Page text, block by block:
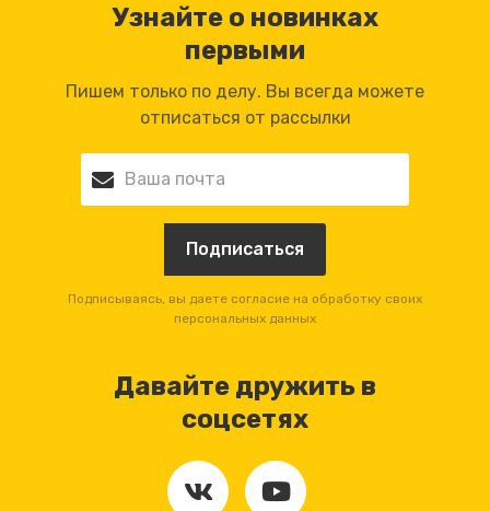
Давайте дружить в
соцсетях
Узнайте о новинках
первыми
Пишем только по делу. Вы всегда можете
отписаться от рассылки
Подписываясь, вы даете согласие на обработку своих
персональных данных